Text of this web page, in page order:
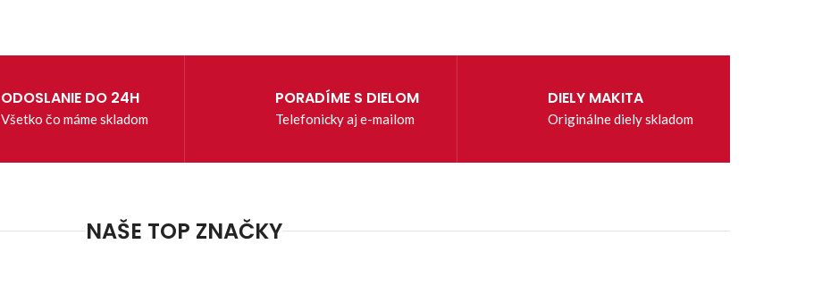
ODOSLANIE DO 24H
Všetko čo máme skladom
PORADÍME S DIELOM
Telefonicky aj e-mailom
DIELY MAKITA
Originálne diely skladom
NAŠE TOP ZNAČKY